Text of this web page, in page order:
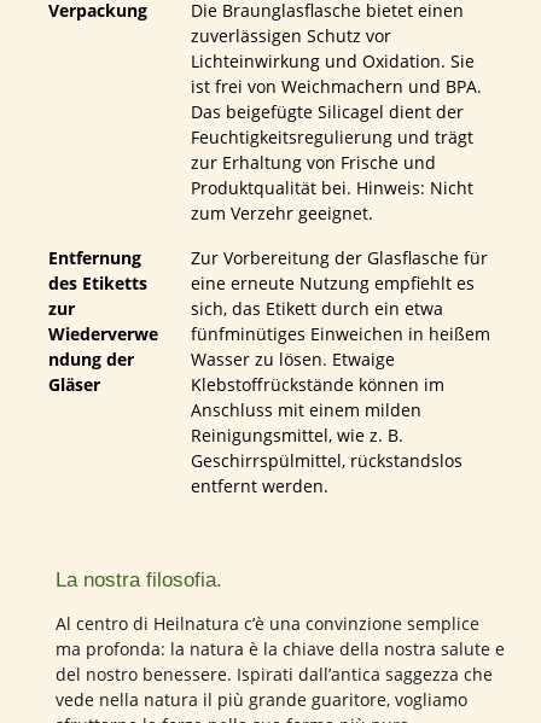
Verpackung
Die Braunglasflasche bietet einen
zuverlässigen Schutz vor
Lichteinwirkung und Oxidation. Sie
ist frei von Weichmachern und BPA.
Das beigefügte Silicagel dient der
Feuchtigkeitsregulierung und trägt
zur Erhaltung von Frische und
Produktqualität bei. Hinweis: Nicht
zum Verzehr geeignet.
Entfernung
des Etiketts
zur
Wiederverwe
ndung der
Gläser
Zur Vorbereitung der Glasflasche für
eine erneute Nutzung empfiehlt es
sich, das Etikett durch ein etwa
fünfminütiges Einweichen in heißem
Wasser zu lösen. Etwaige
Klebstoffrückstände können im
Anschluss mit einem milden
Reinigungsmittel, wie z. B.
Geschirrspülmittel, rückstandslos
entfernt werden.
La nostra filosofia.
Al centro di Heilnatura c’è una convinzione semplice
ma profonda: la natura è la chiave della nostra salute e
del nostro benessere. Ispirati dall’antica saggezza che
vede nella natura il più grande guaritore, vogliamo